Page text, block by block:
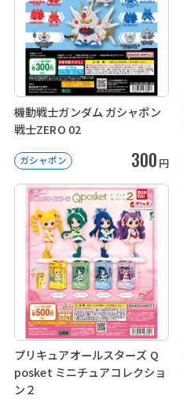
機動戦士ガンダム ガシャポン
戦士ZERO 02
ガシャポン 300 円
プリキュアオールスターズ Q
posket ミニチュアコレクショ
ン２